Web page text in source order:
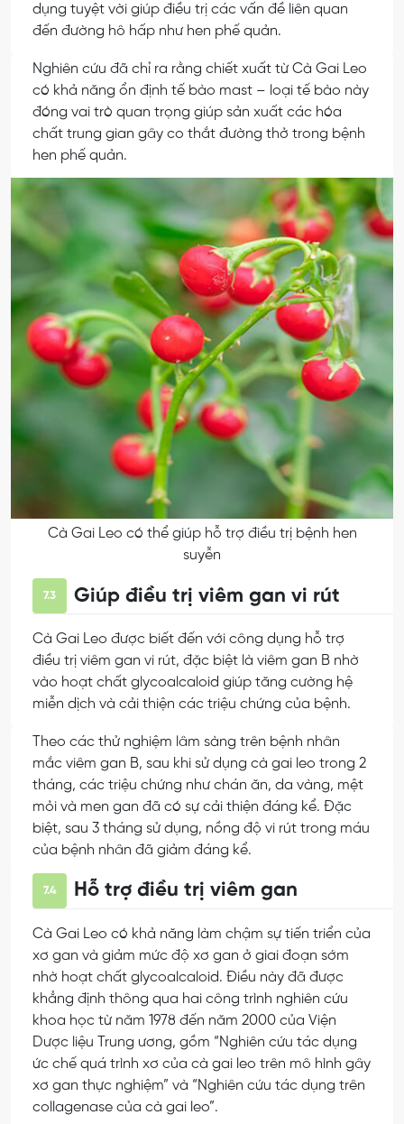
dụng tuyệt vời giúp điều trị các vấn đề liên quan
đến đường hô hấp như hen phế quản.
Nghiên cứu đã chỉ ra rằng chiết xuất từ Cà Gai Leo
có khả năng ổn định tế bào mast – loại tế bào này
đóng vai trò quan trọng giúp sản xuất các hóa
chất trung gian gây co thắt đường thở trong bệnh
hen phế quản.
Cà Gai Leo có thể giúp hỗ trợ điều trị bệnh hen
suyễn
7.3 Giúp điều trị viêm gan vi rút
Cà Gai Leo được biết đến với công dụng hỗ trợ
điều trị viêm gan vi rút, đặc biệt là viêm gan B nhờ
vào hoạt chất glycoalcaloid giúp tăng cường hệ
miễn dịch và cải thiện các triệu chứng của bệnh.
Theo các thử nghiệm lâm sàng trên bệnh nhân
mắc viêm gan B, sau khi sử dụng cà gai leo trong 2
tháng, các triệu chứng như chán ăn, da vàng, mệt
mỏi và men gan đã có sự cải thiện đáng kể. Đặc
biệt, sau 3 tháng sử dụng, nồng độ vi rút trong máu
của bệnh nhân đã giảm đáng kể.
7.4 Hỗ trợ điều trị viêm gan
Cà Gai Leo có khả năng làm chậm sự tiến triển của
xơ gan và giảm mức độ xơ gan ở giai đoạn sớm
nhờ hoạt chất glycoalcaloid. Điều này đã được
khẳng định thông qua hai công trình nghiên cứu
khoa học từ năm 1978 đến năm 2000 của Viện
Dược liệu Trung ương, gồm “Nghiên cứu tác dụng
ức chế quá trình xơ của cà gai leo trên mô hình gây
xơ gan thực nghiệm” và “Nghiên cứu tác dụng trên
collagenase của cà gai leo”.